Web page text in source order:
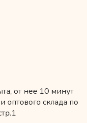
от нее 10 минут
оптового склада по